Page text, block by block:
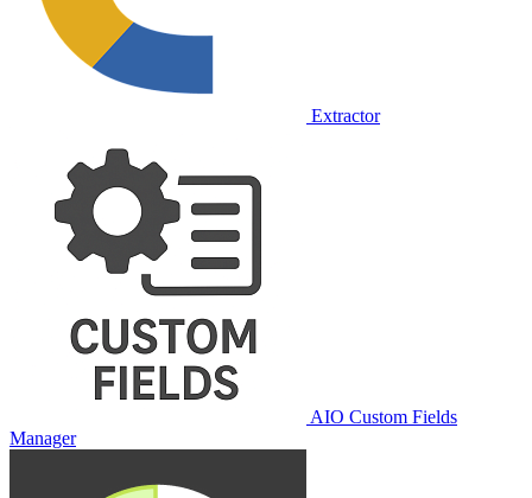
Extractor
AIO Custom Fields
Manager